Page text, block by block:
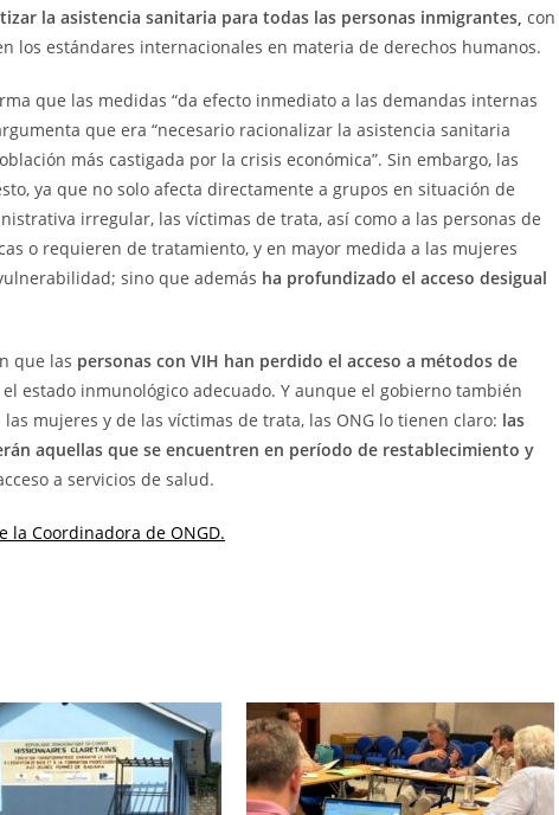
la asistencia sanitaria para todas las personas inmigrantes, con
los estándares internacionales en materia de derechos humanos.
que las medidas “da efecto inmediato a las demandas internas
que era “necesario racionalizar la asistencia sanitaria
más castigada por la crisis económica”. Sin embargo, las
ya que no solo afecta directamente a grupos en situación de
irregular, las víctimas de trata, así como a las personas de
o requieren de tratamiento, y en mayor medida a las mujeres
sino que además ha profundizado el acceso desigual
que las personas con VIH han perdido el acceso a métodos de
estado inmunológico adecuado. Y aunque el gobierno también
mujeres y de las víctimas de trata, las ONG lo tienen claro: las
aquellas que se encuentren en período de restablecimiento y
a servicios de salud.
la Coordinadora de ONGD.